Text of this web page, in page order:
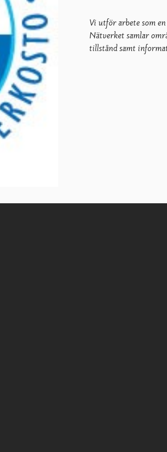
Vi utför arbete som en
Nätverket samlar
tillstånd samt